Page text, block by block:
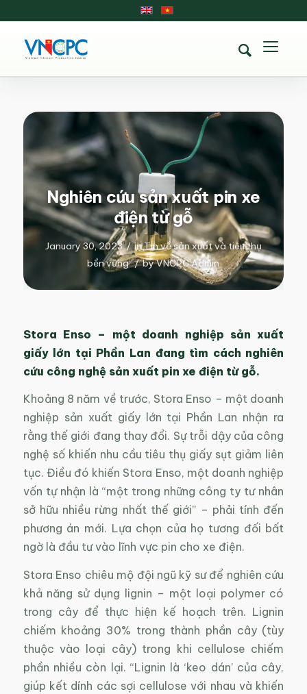
Nghiên cứu sản xuất pin xe
điện từ gỗ
January 30, 2023 / inTin về sản xuất và tiêu thụ
bền vững / byVNCPC Admin
Stora Enso – một doanh nghiệp sản xuất
giấy lớn tại Phần Lan đang tìm cách nghiên
cứu công nghệ sản xuất pin xe điện từ gỗ.
Khoảng 8 năm về trước, Stora Enso – một doanh
nghiệp sản xuất giấy lớn tại Phần Lan nhận ra
rằng thế giới đang thay đổi. Sự trỗi dậy của công
nghệ số khiến nhu cầu tiêu thụ giấy sụt giảm liên
tục. Điều đó khiến Stora Enso, một doanh nghiệp
vốn tự nhận là “một trong những công ty tư nhân
sở hữu nhiều rừng nhất thế giới” – phải tính đến
phương án mới. Lựa chọn của họ tương đối bất
ngờ là đầu tư vào lĩnh vực pin cho xe điện.
Stora Enso chiêu mộ đội ngũ kỹ sư để nghiên cứu
khả năng sử dụng lignin – một loại polymer có
trong cây để thực hiện kế hoạch trên. Lignin
chiếm khoảng 30% trong thành phần cây (tùy
thuộc vào loại cây) trong khi cellulose chiếm
phần nhiều còn lại. “Lignin là ‘keo dán’ của cây,
giúp kết dính các sợi cellulose với nhau và khiến